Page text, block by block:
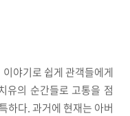
야기로 쉽게 관객들에게
유의 순간들로 고통을 점
하다. 과거에 현재는 아버